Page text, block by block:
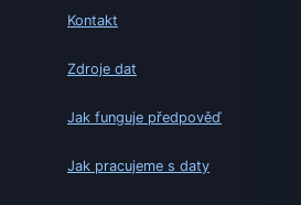
Kontakt
Zdroje dat
Jak funguje předpověď
Jak pracujeme s daty